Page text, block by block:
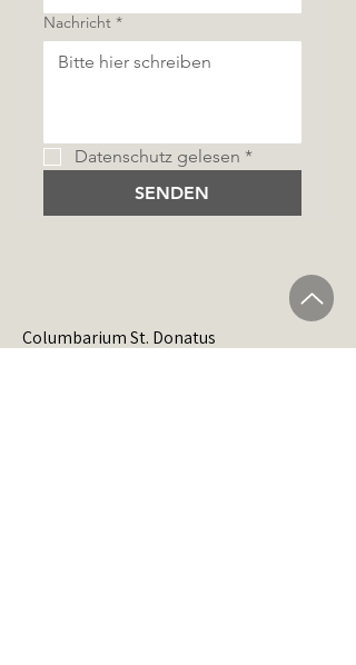
Nachricht *
Datenschutz gelesen *
SENDEN
Columbarium St. Donatus